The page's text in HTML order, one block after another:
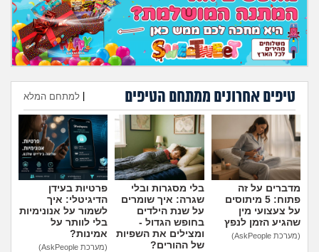
גאווה
טיפים אחרונים ממתחם הטיפים למתחם המלא
הוספת טיפ
מדברים על זה
פתוח: 5 מיתוסים
על צעצועי מין
שהגיע הזמן לנפץ
(מערכת AskPeople)
בלי מסגרות ובלי
שגרה: איך שומרים
על שנת הילדים
בחופש הגדול -
ומצילים את השפיות
של ההורים?
פרטיות בעידן
הדיגיטלי: איך
לשמור על אנונימיות
בלי לוותר על
אמינות?
(מערכת AskPeople)